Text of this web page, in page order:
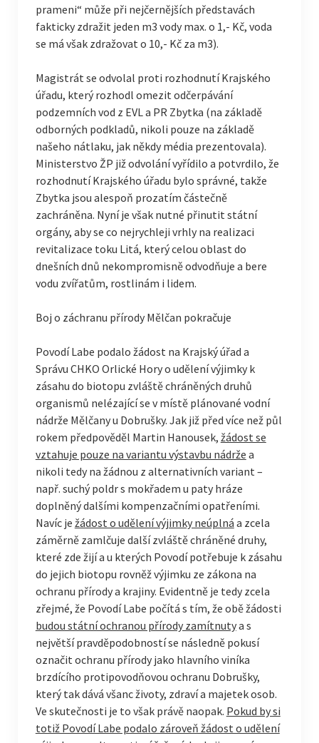
prameni“ může při nejčernějších představách
fakticky zdražit jeden m3 vody max. o 1,- Kč, voda
se má však zdražovat o 10,- Kč za m3).
Magistrát se odvolal proti rozhodnutí Krajského
úřadu, který rozhodl omezit odčerpávání
podzemních vod z EVL a PR Zbytka (na základě
odborných podkladů, nikoli pouze na základě
našeho nátlaku, jak někdy média prezentovala).
Ministerstvo ŽP již odvolání vyřídilo a potvrdilo, že
rozhodnutí Krajského úřadu bylo správné, takže
Zbytka jsou alespoň prozatím částečně
zachráněna. Nyní je však nutné přinutit státní
orgány, aby se co nejrychleji vrhly na realizaci
revitalizace toku Litá, který celou oblast do
dnešních dnů nekompromisně odvodňuje a bere
vodu zvířatům, rostlinám i lidem.
Boj o záchranu přírody Mělčan pokračuje
Povodí Labe podalo žádost na Krajský úřad a
Správu CHKO Orlické Hory o udělení výjimky k
zásahu do biotopu zvláště chráněných druhů
organismů nelézající se v místě plánované vodní
nádrže Mělčany u Dobrušky. Jak již před více než půl
rokem předpověděl Martin Hanousek, žádost se
vztahuje pouze na variantu výstavbu nádrže a
nikoli tedy na žádnou z alternativních variant –
např. suchý poldr s mokřadem u paty hráze
doplněný dalšími kompenzačními opatřeními.
Navíc je žádost o udělení výjimky neúplná a zcela
záměrně zamlčuje další zvláště chráněné druhy,
které zde žijí a u kterých Povodí potřebuje k zásahu
do jejich biotopu rovněž výjimku ze zákona na
ochranu přírody a krajiny. Evidentně je tedy zcela
zřejmé, že Povodí Labe počítá s tím, že obě žádosti
budou státní ochranou přírody zamítnutya s
největší pravděpodobností se následně pokusí
označit ochranu přírody jako hlavního viníka
brzdícího protipovodňovou ochranu Dobrušky,
který tak dává všanc životy, zdraví a majetek osob.
Ve skutečnosti je to však právě naopak. Pokud by si
totiž Povodí Labe podalo zároveň žádost o udělení